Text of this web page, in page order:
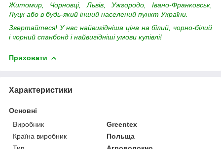
Житомир, Чорновці, Львів, Ужгородо, Івано-Франковськ,
Луцк або в будь-який інший населений пункт України.
Звертайтеся! У нас найвигідніша ціна на білий, чорно-білий
і чорний спанбонд і найвигідніші умови купівлі!
Приховати
Характеристики
Основні
Виробник
Greentex
Країна виробник
Польща